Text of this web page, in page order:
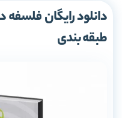
دانلود رایگان
طبقه بندی